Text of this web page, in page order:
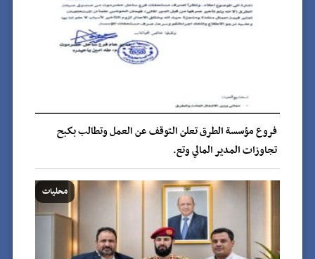
فروع مؤسسة الطرق تعلن التوقف عن العمل وتطالب بكبح
تجاوزات المدير المالي وتع.
محليات